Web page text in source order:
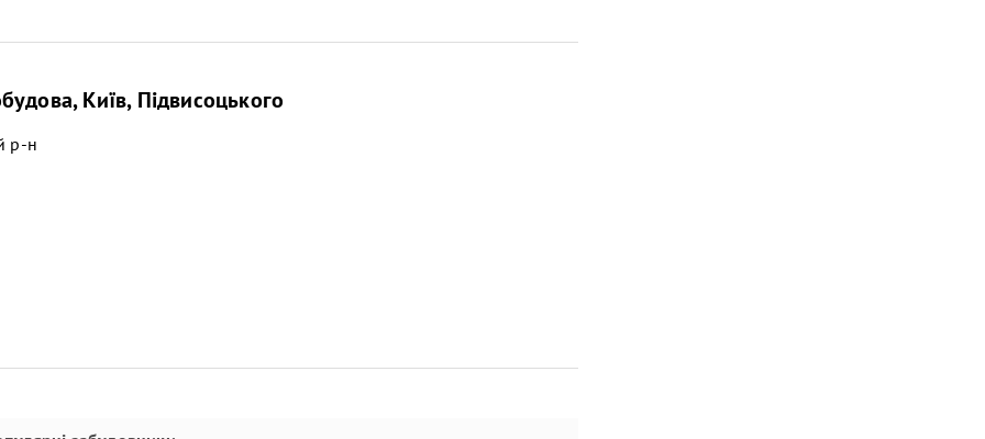
Київ, Підвисоцького
р-н